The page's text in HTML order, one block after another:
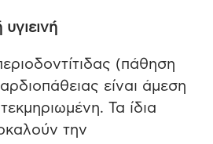
(πάθηση
είναι άμεση
Τα ίδια
την